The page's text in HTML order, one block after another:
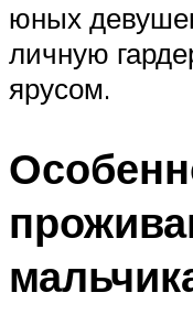
юных
личную
ярусом.